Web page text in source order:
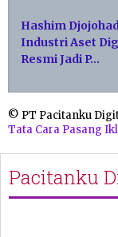
Hashim
Industri Aset
Resmi Jadi P…
© PT Pacitanku
Tata Cara Pasang
Pacitanku